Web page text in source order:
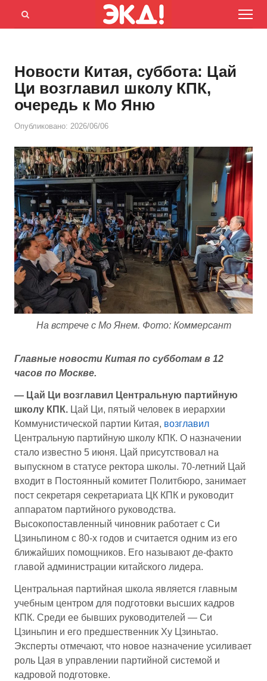
Menu
Открыть
Новости Китая, суббота: Цай
Ци возглавил школу КПК,
очередь к Мо Яню
Опубликовано: 2026/06/06
На встрече с Мо Янем. Фото: Коммерсант
Главные новости Китая по субботам в 12
часов по Москве.
— Цай Ци возглавил Центральную партийную
школу КПК. Цай Ци, пятый человек в иерархии
Коммунистической партии Китая, возглавил
Центральную партийную школу КПК. О назначении
стало известно 5 июня. Цай присутствовал на
выпускном в статусе ректора школы. 70-летний Цай
входит в Постоянный комитет Политбюро, занимает
пост секретаря секретариата ЦК КПК и руководит
аппаратом партийного руководства.
Высокопоставленный чиновник работает с Си
Цзиньпином с 80-х годов и считается одним из его
ближайших помощников. Его называют де-факто
главой администрации китайского лидера.
Центральная партийная школа является главным
учебным центром для подготовки высших кадров
КПК. Среди ее бывших руководителей — Си
Цзиньпин и его предшественник Ху Цзиньтао.
Эксперты отмечают, что новое назначение усиливает
роль Цая в управлении партийной системой и
кадровой подготовке.